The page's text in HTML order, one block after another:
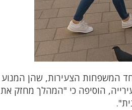
המשפחות הצעירות, שהן המנוע
הוסיפה כי "המהלך מחזק את